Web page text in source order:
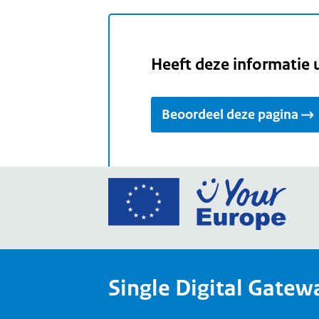
Heeft deze informatie
Beoordeel deze pagina
Ga
Your
Single Digital